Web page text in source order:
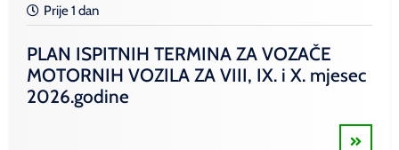
Prije 1 dan
PLAN ISPITNIH TERMINA ZA VOZAČE
MOTORNIH VOZILA ZA VIII, IX. i X. mjesec
2026.godine